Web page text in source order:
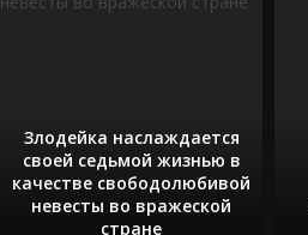
Злодейка наслаждается
своей седьмой жизнью в
качестве свободолюбивой
невесты во вражеской
стране